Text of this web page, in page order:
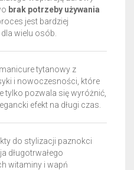
brak potrzeby używania
jest bardziej
wielu osób.
tytanowy z
i nowoczesności, które
tylko pozwala się wyróżnić,
efekt na długi czas.
do stylizacji paznokci
długotrwałego
witaminy i wapń